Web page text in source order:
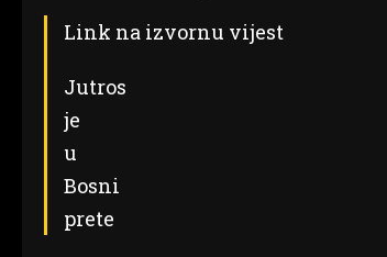
Link na izvornu vijest
Jutros
je
u
Bosni
prete